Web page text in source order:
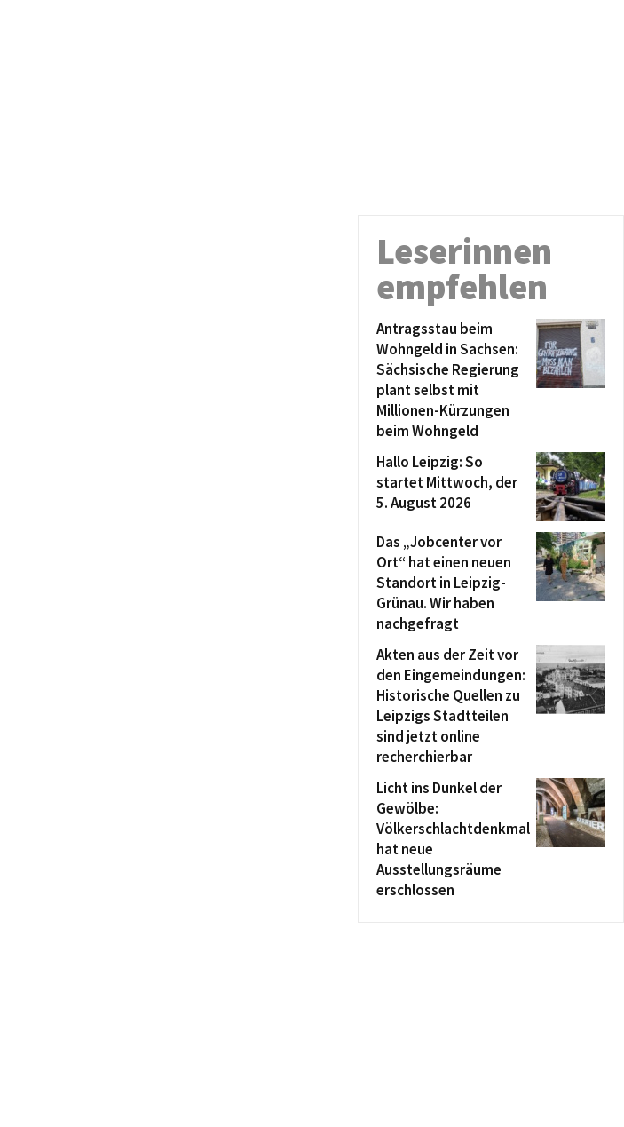
Leserinnen
empfehlen
Antragsstau beim
Wohngeld in Sachsen:
Sächsische Regierung
plant selbst mit
Millionen-Kürzungen
beim Wohngeld
Hallo Leipzig: So
startet Mittwoch, der
5. August 2026
Das „Jobcenter vor
Ort“ hat einen neuen
Standort in Leipzig-
Grünau. Wir haben
nachgefragt
Akten aus der Zeit vor
den Eingemeindungen:
Historische Quellen zu
Leipzigs Stadtteilen
sind jetzt online
recherchierbar
Licht ins Dunkel der
Gewölbe:
Völkerschlachtdenkmal
hat neue
Ausstellungsräume
erschlossen